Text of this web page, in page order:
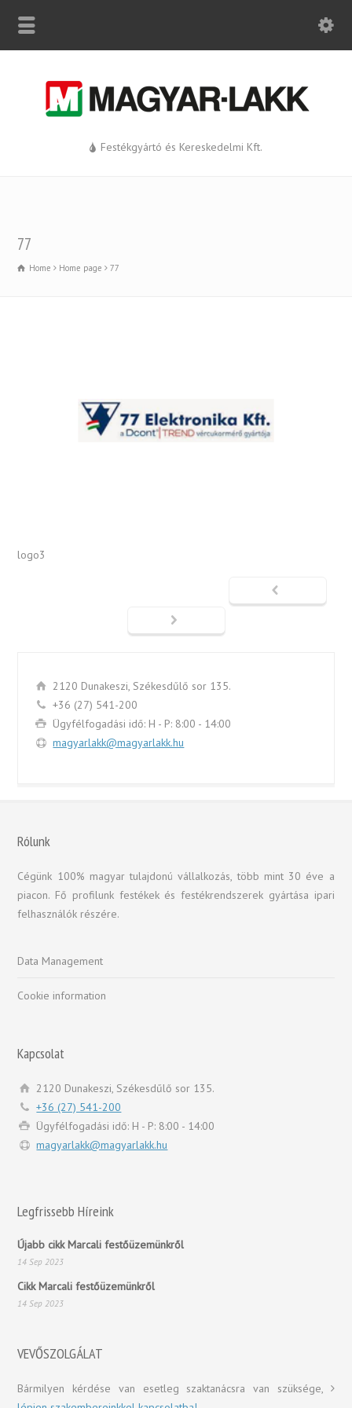
Festékgyártó és Kereskedelmi Kft.
77
Home Home page 77
logo3
2120 Dunakeszi, Székesdűlő sor 135.
+36 (27) 541-200
Ügyfélfogadási idő: H - P: 8:00 - 14:00
magyarlakk@magyarlakk.hu
Rólunk
Cégünk 100% magyar tulajdonú vállalkozás, több mint 30 éve a
piacon. Fő profilunk festékek és festékrendszerek gyártása ipari
felhasználók részére.
Data Management
Cookie information
Kapcsolat
2120 Dunakeszi, Székesdűlő sor 135.
+36 (27) 541-200
Ügyfélfogadási idő: H - P: 8:00 - 14:00
magyarlakk@magyarlakk.hu
Legfrissebb Híreink
Újabb cikk Marcali festőüzemünkről
14 Sep 2023
Cikk Marcali festőüzemünkről
14 Sep 2023
VEVŐSZOLGÁLAT
Bármilyen kérdése van esetleg szaktanácsra van szüksége,